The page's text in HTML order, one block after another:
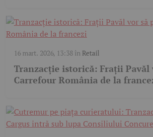
16 mart. 2026, 13:38în Retail
Tranzacție istorică: Frații Pavăl
Carrefour România de la